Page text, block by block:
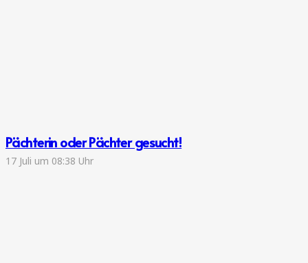
Pächterin oder Pächter gesucht!
17 Juli um 08:38 Uhr